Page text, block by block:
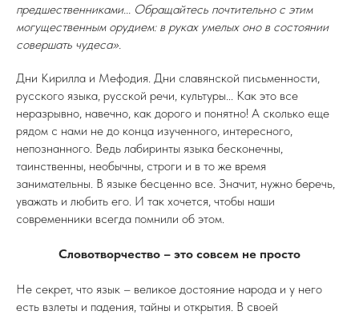
предшественниками... Обращайтесь почтительно с этим
могущественным орудием: в руках умелых оно в состоянии
совершать чудеса».
Дни Кирилла и Мефодия. Дни славянской письменности,
русского языка, русской речи, культуры... Как это все
неразрывно, навечно, как дорого и понятно! А сколько еще
рядом с нами не до конца изученного, интересного,
непознанного. Ведь лабиринты языка бесконечны,
таинственны, необычны, строги и в то же время
занимательны. В языке бесценно все. Значит, нужно беречь,
уважать и любить его. И так хочется, чтобы наши
современники всегда помнили об этом.
Словотворчество – это совсем не просто
Не секрет, что язык – великое достояние народа и у него
есть взлеты и падения, тайны и открытия. В своей